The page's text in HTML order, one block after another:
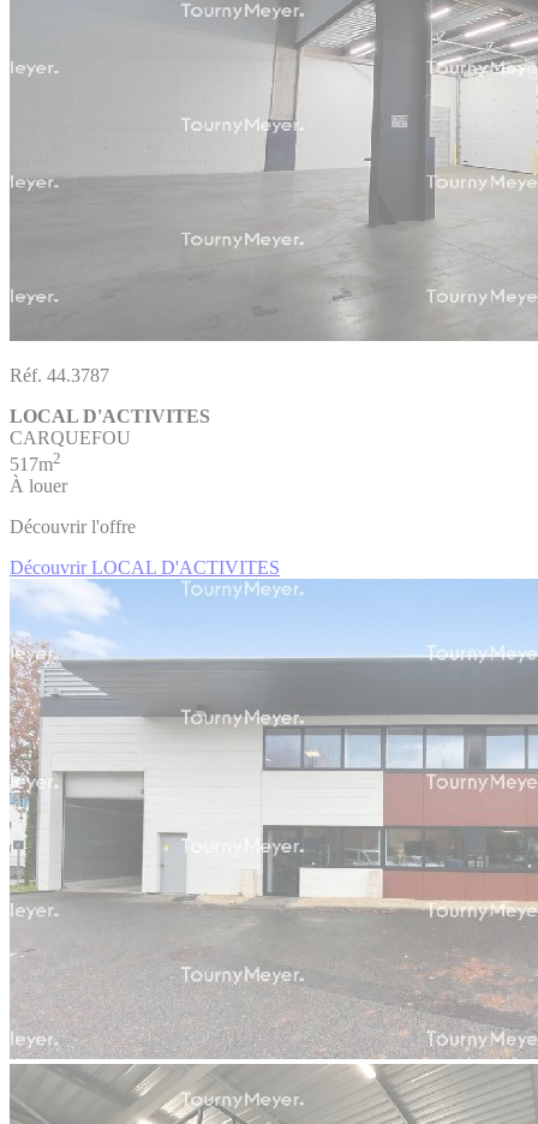
Réf. 44.3787
LOCAL D'ACTIVITES
CARQUEFOU
517m2
À louer
Découvrir l'offre
Découvrir LOCAL D'ACTIVITES